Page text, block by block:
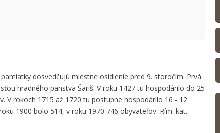
dosvedčujú miestne osídlenie pred 9. storočím. Prvá
hradného panstva Šariš. V roku 1427 tu hospodárilo do 25
V rokoch 1715 až 1720 tu postupne hospodárilo 16 - 12
1900 bolo 514, v roku 1970 746 obyvateľov. Rím. kat.